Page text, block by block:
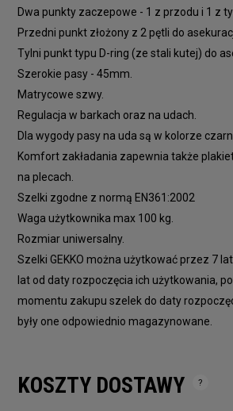
Dwa punkty zaczepowe - 1 z przodu i 1 z
Przedni punkt złożony z 2 pętli do
Tylni punkt typu D-ring (ze stali kutej) do
Szerokie pasy - 45mm.
Matrycowe szwy.
Regulacja w barkach oraz na udach.
Dla wygody pasy na uda są w kolorze
Komfort zakładania zapewnia także
na plecach.
Szelki zgodne z normą EN361:2002
Waga użytkownika max 100 kg.
Rozmiar uniwersalny.
Szelki GEKKO można użytkować przez 7
lat od daty rozpoczęcia ich użytkowania,
momentu zakupu szelek do daty
były one odpowiednio magazynowane.
KOSZTY DOSTAWY